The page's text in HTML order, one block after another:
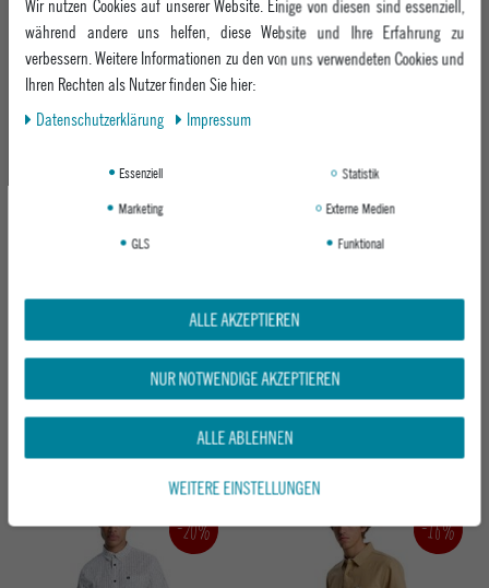
UVP 79,95 €
ab 64,95 €
UVP 79,95 €
ab 64,95 €
CARHARTT WIP KURZARMHEMD
LEAVEL SHIRT
LEAVEL STRIPE, BLUE RIVER / WAX
UVP 89,95 €
ROXY DAMEN KURZARMHEMD SALTY
SWEET PRINTED
ANTHRACITE SPRING CHARMING
UVP 54,95 €
-20% -16%
Wir nutzen Cookies auf unserer Website. Einige von diesen sind essenziell,
während andere uns helfen, diese Website und Ihre Erfahrung zu
verbessern. Weitere Informationen zu den von uns verwendeten Cookies und
Ihren Rechten als Nutzer finden Sie hier:
Daten­schutz­erklärung
Impressum
Essenziell
Statistik
Marketing
Externe Medien
GLS
Funktional
ALLE AKZEPTIEREN
NUR NOTWENDIGE AKZEPTIEREN
ALLE ABLEHNEN
WEITERE EINSTELLUNGEN